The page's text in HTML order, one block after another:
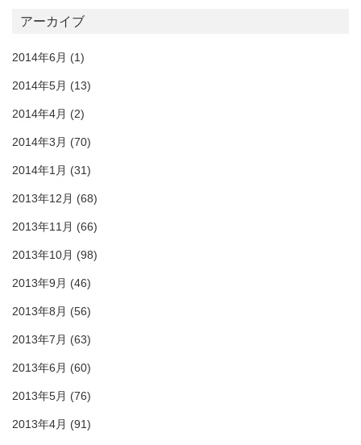
アーカイブ
2014年6月 (1)
2014年5月 (13)
2014年4月 (2)
2014年3月 (70)
2014年1月 (31)
2013年12月 (68)
2013年11月 (66)
2013年10月 (98)
2013年9月 (46)
2013年8月 (56)
2013年7月 (63)
2013年6月 (60)
2013年5月 (76)
2013年4月 (91)